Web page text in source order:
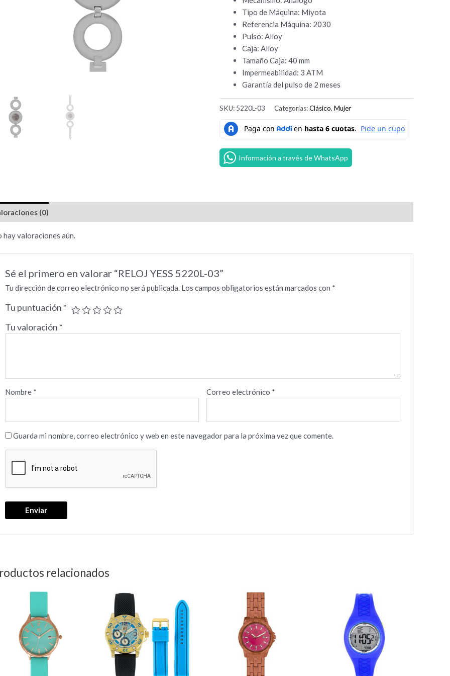
Tipo de Máquina: Miyota
Referencia Máquina: 2030
Pulso: Alloy
Caja: Alloy
Tamaño Caja: 40 mm
Impermeabilidad: 3 ATM
Garantía del pulso de 2 meses
SKU: 5220L-03 Categorías:Clásico,Mujer
Información a través de WhatsApp
(0)
hay valoraciones aún.
Sé el primero en valorar “RELOJ YESS 5220L-03”
Tu dirección de correo electrónico no será publicada. Los campos obligatorios están marcados con *
Tu puntuación *
Tu valoración *
Nombre * Correo electrónico *
Guarda mi nombre, correo electrónico y web en este navegador para la próxima vez que comente.
relacionados